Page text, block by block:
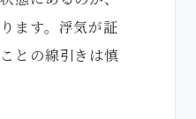
ます。浮気が証
との線引きは慎